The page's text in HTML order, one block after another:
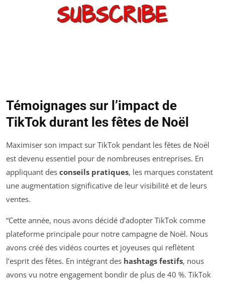
Témoignages sur l’impact de
TikTok durant les fêtes de Noël
Maximiser son impact sur TikTok pendant les fêtes de Noël
est devenu essentiel pour de nombreuses entreprises. En
appliquant des conseils pratiques, les marques constatent
une augmentation significative de leur visibilité et de leurs
ventes.
“Cette année, nous avons décidé d’adopter TikTok comme
plateforme principale pour notre campagne de Noël. Nous
avons créé des vidéos courtes et joyeuses qui reflètent
l’esprit des fêtes. En intégrant des hashtags festifs, nous
avons vu notre engagement bondir de plus de 40 %. TikTok